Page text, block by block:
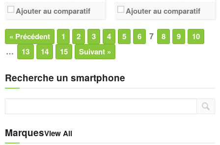
Ajouter au comparatif Ajouter au comparatif
« Précédent 1 2 3 4 5 6 7 8 9 10
… 13 14 15 Suivant »
Recherche un smartphone
MarquesView All